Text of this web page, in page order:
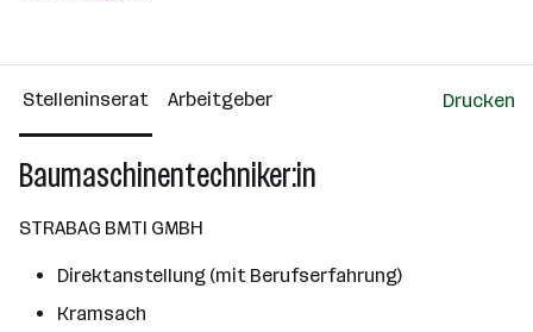
Über das Unternehmen
10000+ Mitarbeiter*innen
Wien
Stelleninserat Arbeitgeber Drucken
Baumaschinentechniker:in
STRABAG BMTI GMBH
Direktanstellung (mit Berufserfahrung)
Kramsach